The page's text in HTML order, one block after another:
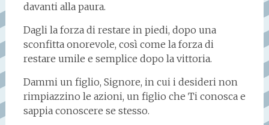
davanti alla paura.
Dagli la forza di restare in piedi, dopo una
sconfitta onorevole, così come la forza di
restare umile e semplice dopo la vittoria.
Dammi un figlio, Signore, in cui i desideri non
rimpiazzino le azioni, un figlio che Ti conosca e
sappia conoscere se stesso.